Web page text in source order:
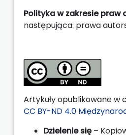
Polityka w zakresie praw
następująca: prawa
Artykuły opublikowane w
CC BY-ND 4.0
Dzielenie się –